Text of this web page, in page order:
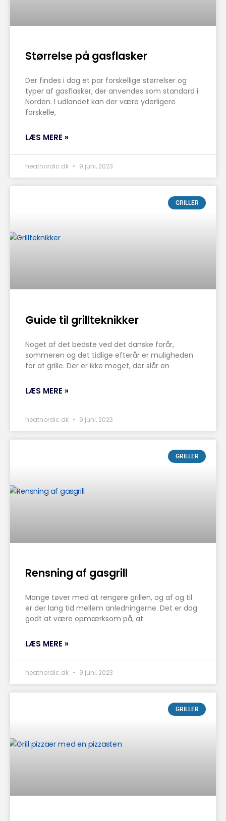
Størrelse på gasflasker
Der findes i dag et par forskellige størrelser og
typer af gasflasker, der anvendes som standard i
Norden. I udlandet kan der være yderligere
forskelle,
LÆS MERE »
heatnordic.dk 9 juni, 2023
GRILLER
Guide til grillteknikker
Noget af det bedste ved det danske forår,
sommeren og det tidlige efterår er muligheden
for at grille. Der er ikke meget, der slår en
LÆS MERE »
heatnordic.dk 9 juni, 2023
GRILLER
Rensning af gasgrill
Mange tøver med at rengøre grillen, og af og til
er der lang tid mellem anledningerne. Det er dog
godt at være opmærksom på, at
LÆS MERE »
heatnordic.dk 9 juni, 2023
GRILLER